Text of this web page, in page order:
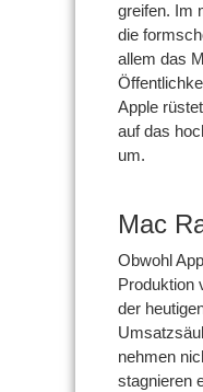
greifen. Im
die
allem das
Apple
auf das
um.
Mac
Obwohl
Produktion
der
nehmen
stagnieren